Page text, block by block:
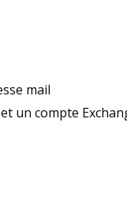
mail
un compte